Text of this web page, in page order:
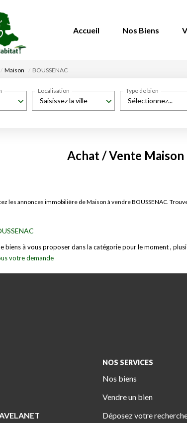
Accueil Nos Biens
Maison BOUSSENAC
Saisissez la ville
Localisation
Sélectionnez...
Type de bien
Achat / Vente Maison
les annonces immobilière de Maison à vendre BOUSSENAC.
biens à vous proposer dans la catégorie pour le moment ,
votre demande
NOS SERVICES
Nos biens
Vendre un bien
Déposez votre